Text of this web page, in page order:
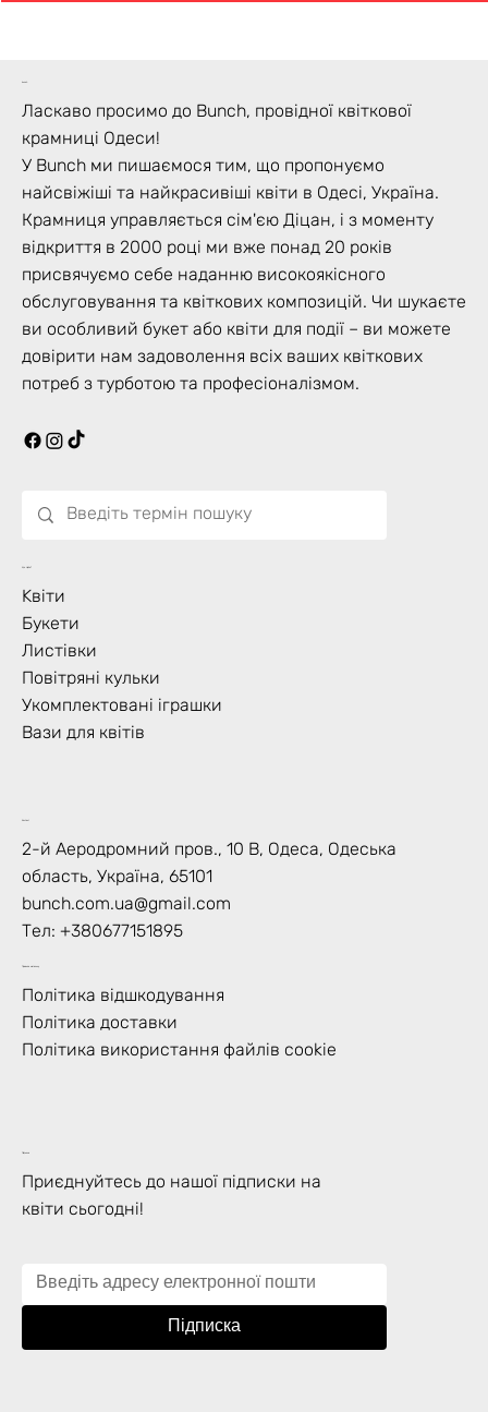
bunch
Ласкаво просимо до Bunch, провідної квіткової
крамниці Одеси!
У Bunch ми пишаємося тим, що пропонуємо
найсвіжіші та найкрасивіші квіти в Одесі, Україна.
Крамниця управляється сім'єю Діцан, і з моменту
відкриття в 2000 році ми вже понад 20 років
присвячуємо себе наданню високоякісного
обслуговування та квіткових композицій. Чи шукаєте
ви особливий букет або квіти для події – ви можете
довірити нам задоволення всіх ваших квіткових
потреб з турботою та професіоналізмом.
Що Цвіте?
Kвіти
Букети
Листівки
Повітряні кульки
Укомплектовані іграшки
Вази для квітів
Контакт
2-й Аеродромний пров., 10 В, Одеса, Одеська
область, Україна, 65101
bunch.com.ua@gmail.com
Тел: +380677151895
Правила магазину
Політика відшкодування
Політика доставки
Політика використання файлів cookie
Підписка
Приєднуйтесь до нашої підписки на
квіти сьогодні!
Підписка